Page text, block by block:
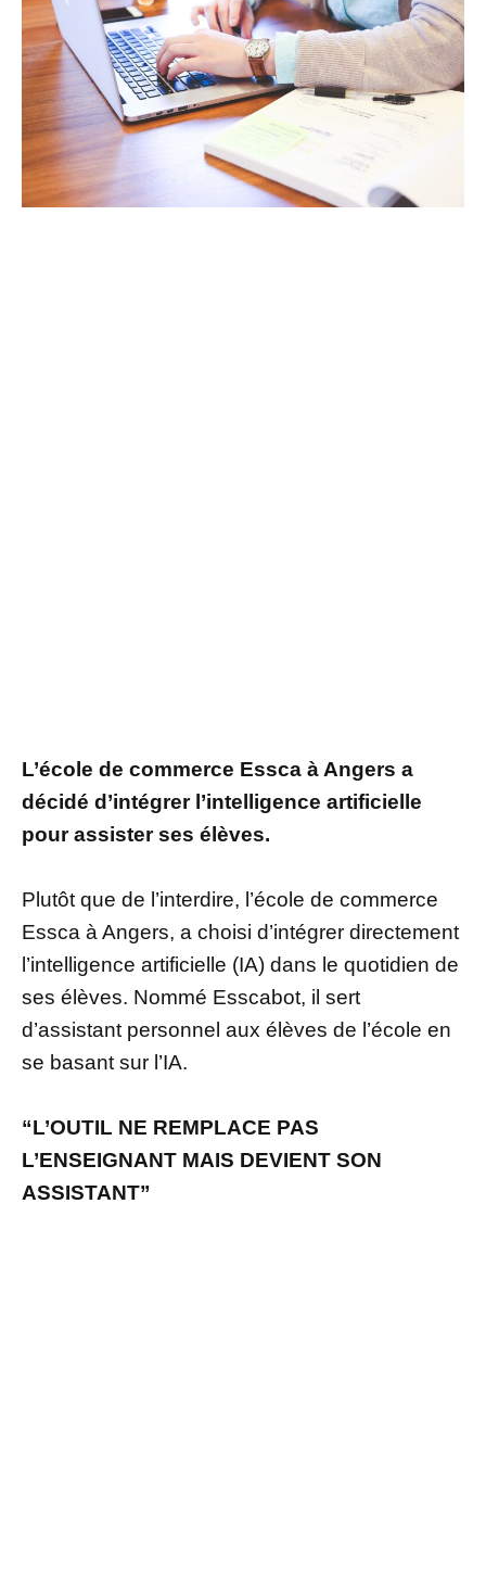
L’école de commerce Essca à Angers a
décidé d’intégrer l’intelligence artificielle
pour assister ses élèves.
Plutôt que de l’interdire, l’école de commerce
Essca à Angers, a choisi d’intégrer directement
l’intelligence artificielle (IA) dans le quotidien de
ses élèves. Nommé Esscabot, il sert
d’assistant personnel aux élèves de l’école en
se basant sur l’IA.
“L’OUTIL NE REMPLACE PAS
L’ENSEIGNANT MAIS DEVIENT SON
ASSISTANT”